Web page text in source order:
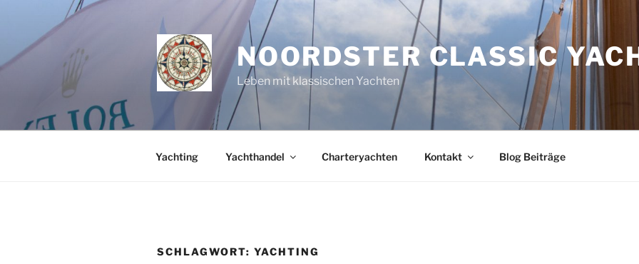
springen
NOORDSTER CLASSIC
Leben mit klassischen Yachten
Yachting Yachthandel Charteryachten Kontakt Blog Beiträge
SCHLAGWORT: YACHTING